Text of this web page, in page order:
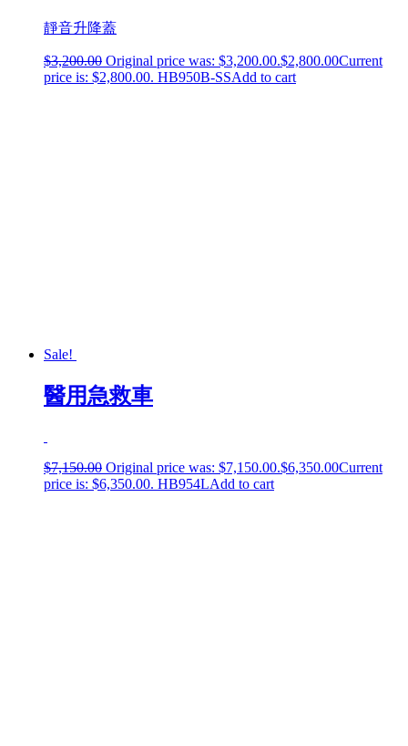
靜音升降蓋
$3,200.00 Original price was: $3,200.00.$2,800.00Current
price is: $2,800.00. HB950B-SSAdd to cart
Sale!
醫用急救車
$7,150.00 Original price was: $7,150.00.$6,350.00Current
price is: $6,350.00. HB954LAdd to cart